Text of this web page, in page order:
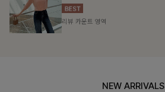
리뷰 카운트 영역
NEW ARRIVALS